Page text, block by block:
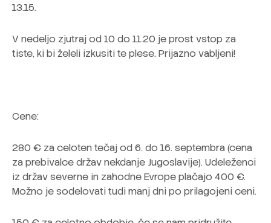
13.15.
V nedeljo zjutraj od 10 do 11.20 je prost vstop za
tiste, ki bi želeli izkusiti te plese. Prijazno vabljeni!
Cene:
280 € za celoten tečaj od 6. do 16. septembra (cena
za prebivalce držav nekdanje Jugoslavije). Udeleženci
iz držav severne in zahodne Evrope plačajo 400 €.
Možno je sodelovati tudi manj dni po prilagojeni ceni.